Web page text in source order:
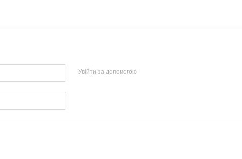
Увійти за допомогою